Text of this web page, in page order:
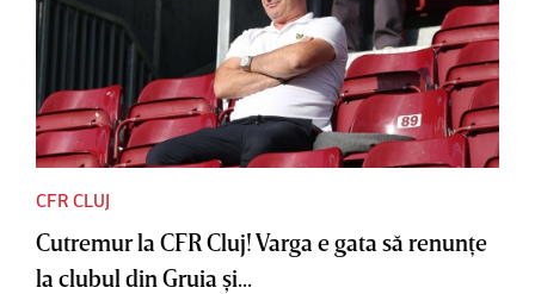
CFR CLUJ
Cutremur la CFR Cluj! Varga e gata să renunţe
la clubul din Gruia şi...